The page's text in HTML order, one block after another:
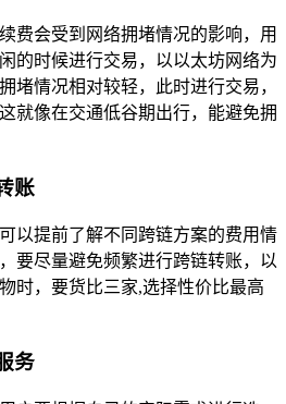
费会受到网络拥堵情况的影响，用
的时候进行交易，以以太坊网络为
堵情况相对较轻，此时进行交易，
就像在交通低谷期出行，能避免拥
账
以提前了解不同跨链方案的费用情
要尽量避免频繁进行跨链转账，以
时，要货比三家,选择性价比最高
务